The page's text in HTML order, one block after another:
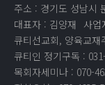
주소 : 경기도 성남시
대표자 : 김양재 사업
큐티선교회, 양육교
큐티인 정기구독 :
목회자세미나 : 070-